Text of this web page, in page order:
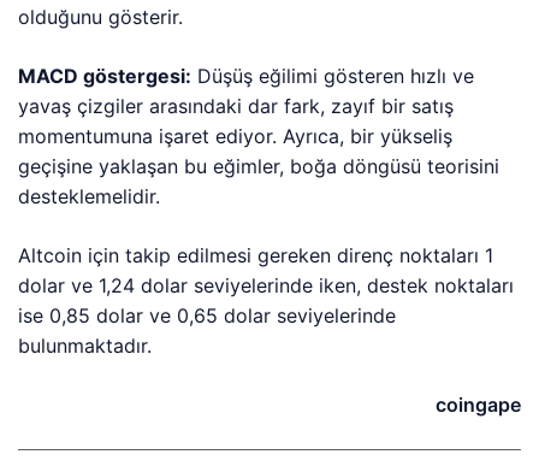
olduğunu gösterir.
MACD göstergesi: Düşüş eğilimi gösteren hızlı ve
yavaş çizgiler arasındaki dar fark, zayıf bir satış
momentumuna işaret ediyor. Ayrıca, bir yükseliş
geçişine yaklaşan bu eğimler, boğa döngüsü teorisini
desteklemelidir.
Altcoin için takip edilmesi gereken direnç noktaları 1
dolar ve 1,24 dolar seviyelerinde iken, destek noktaları
ise 0,85 dolar ve 0,65 dolar seviyelerinde
bulunmaktadır.
coingape